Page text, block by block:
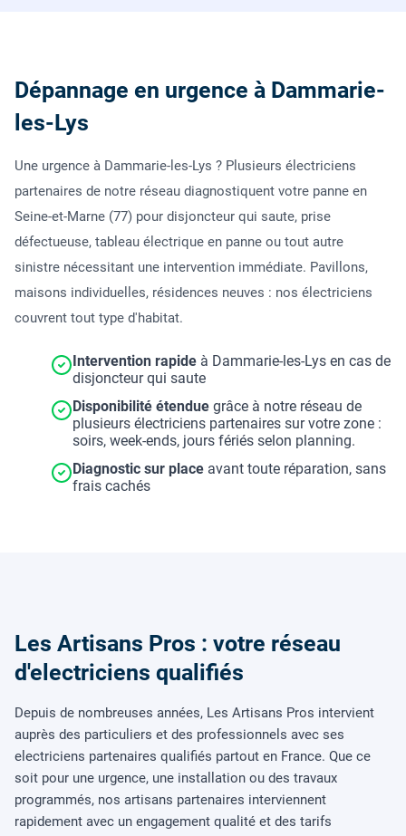
Dépannage en urgence à Dammarie-
les-Lys
Une urgence à Dammarie-les-Lys ? Plusieurs électriciens
partenaires de notre réseau diagnostiquent votre panne en
Seine-et-Marne (77) pour disjoncteur qui saute, prise
défectueuse, tableau électrique en panne ou tout autre
sinistre nécessitant une intervention immédiate. Pavillons,
maisons individuelles, résidences neuves : nos électriciens
couvrent tout type d'habitat.
Intervention rapide à Dammarie-les-Lys en cas de
disjoncteur qui saute
Disponibilité étendue grâce à notre réseau de
plusieurs électriciens partenaires sur votre zone :
soirs, week-ends, jours fériés selon planning.
Diagnostic sur place avant toute réparation, sans
frais cachés
Les Artisans Pros : votre réseau
d'electriciens qualifiés
Depuis de nombreuses années, Les Artisans Pros intervient
auprès des particuliers et des professionnels avec ses
electriciens partenaires qualifiés partout en France. Que ce
soit pour une urgence, une installation ou des travaux
programmés, nos artisans partenaires interviennent
rapidement avec un engagement qualité et des tarifs